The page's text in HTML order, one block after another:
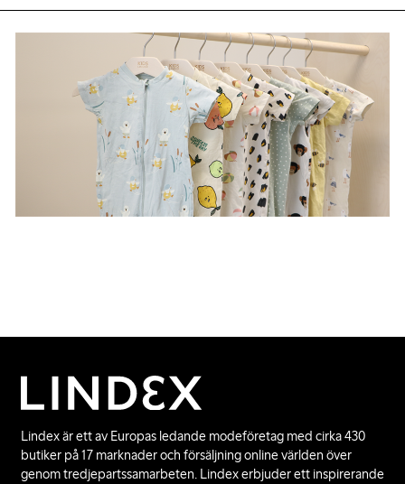
Lindex är ett av Europas ledande modeföretag med cirka 430
butiker på 17 marknader och försäljning online världen över
genom tredjepartssamarbeten. Lindex erbjuder ett inspirerande